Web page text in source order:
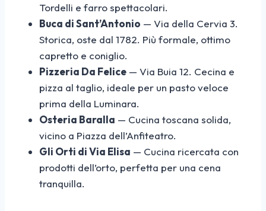
Tordelli e farro spettacolari.
Buca di Sant’Antonio — Via della Cervia 3.
Storica, oste dal 1782. Più formale, ottimo
capretto e coniglio.
Pizzeria Da Felice — Via Buia 12. Cecina e
pizza al taglio, ideale per un pasto veloce
prima della Luminara.
Osteria Baralla — Cucina toscana solida,
vicino a Piazza dell’Anfiteatro.
Gli Orti di Via Elisa — Cucina ricercata con
prodotti dell’orto, perfetta per una cena
tranquilla.